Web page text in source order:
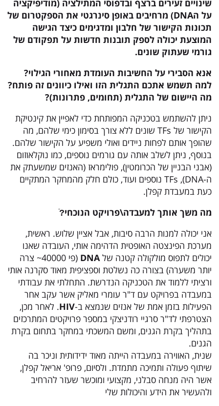
שינויים זעירים ברצף ובדפוסי המתילציה (מודיפיקציה
על הDNA) מרחיבים באופן סינרגטי את הספקטרום של
תכונות הקישור של חלבון ומדגימים כיצד הגישה
המוצעת יכולה לספק תובנות חדשות על תפקודם של
גורמי שעתוק שונים.
אנא הסבירי על החשיבות העומדת מאחורי הגילוי?
למה תשמש אתכם התגלית הזו ואילו כיוונים זה פותח?
מה היישום של התגלית (תחומים, פתרונות)?
ניתן להשתמש בטכניקה המפותחת כדי לאפיין את קינטיקת
הקישור של TFs שונים ללא צורך בסימון כימי שלהם, מה
שהופך אותם לפחות ניידים ואולי משפיע על הקישור שלהם.
בנוסף, ניתן לשלב אותה עם גורמים נוספים, כמו נוקלאוזום
(אבני הבניין של הכרומטין), פולימראז (האנזים שמשעתק את
ה-DNA), TFs נוספים ועוד, כולם חלק מהמחקר המתקיים
כעת במעבדת קפלן.
מה משך אותך למעבדה\פרויקט הנוכחי?
אני יכולה למנות הרבה סיבות, אבל אציין שלוש. ראשית,
מערכת הפינצטה האופטית הדהימה אותי, העובדה שאנו
יכולים לתפוס מולקולה קטנה שלDNA
(פי 40000~ צרה
יותר משערה) בצורה כה נשלטת וספציפית מאוד סקרנה אותי
ורציתי ללמוד את הטכניקה הנדרשת. התחלתי את עבודתי
במעבדה בפרויקט עם ד"ר עומרי מאליק אשר עקב אחר
הפעילות בזמן אמת של אנזים שנמצא ב-HIV. לאחר מכן,
הצטרפתי לד"ר סרגיי רודניצקי במספר פרויקטים המתרכזים
בתהליך בקרת הגנים, ומשם המשכתי במחקר בתחום בקרת
הגנים.
שנית, האווירה במעבדה הייתה מאוד ידידותית וניכר בה
שיתוף פעולה ותמיכה מתמדת. ולסיום, פרופ' אריאל קפלן,
אשר היה מנחה סבלני, מקצועי ומוכשר שעזר להרחיב
ולהעשיר את הידע והיכולות שלי